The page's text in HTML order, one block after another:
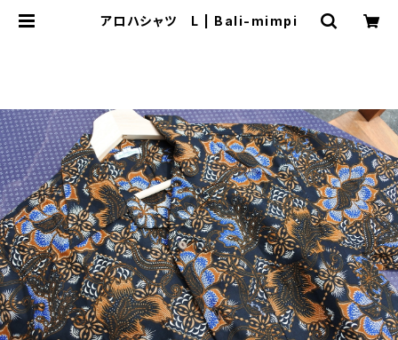
アロハシャツ L | Bali-mimpi